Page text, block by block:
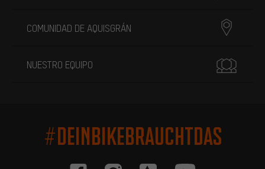
COMUNIDAD DE AQUISGRÁN
NUESTRO EQUIPO
#DEINBIKEBRAUCHTDAS